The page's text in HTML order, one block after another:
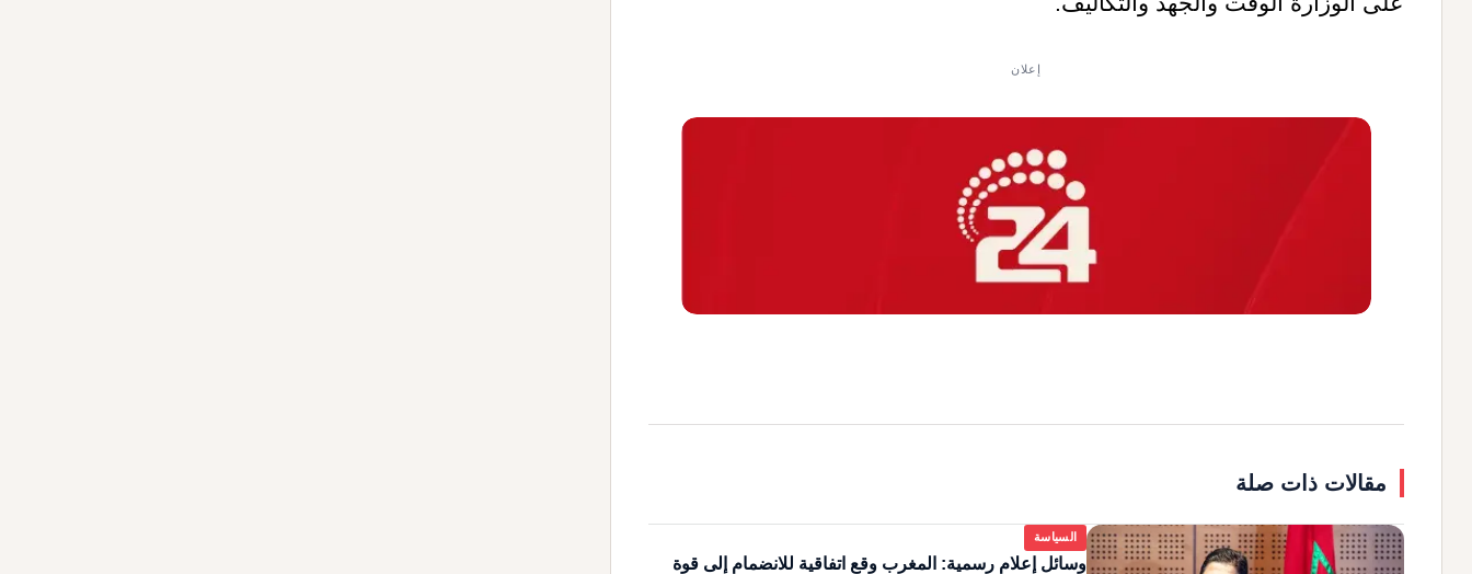
إعلان
مقالات ذات صلة
السياسة
وسائل إعلام رسمية: المغرب وقع اتفاقية للانضمام إلى قوة